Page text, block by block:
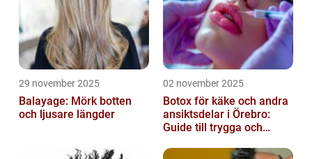
29 november 2025
Balayage: Mörk botten
och ljusare längder
02 november 2025
Botox för käke och andra
ansiktsdelar i Örebro:
Guide till trygga och